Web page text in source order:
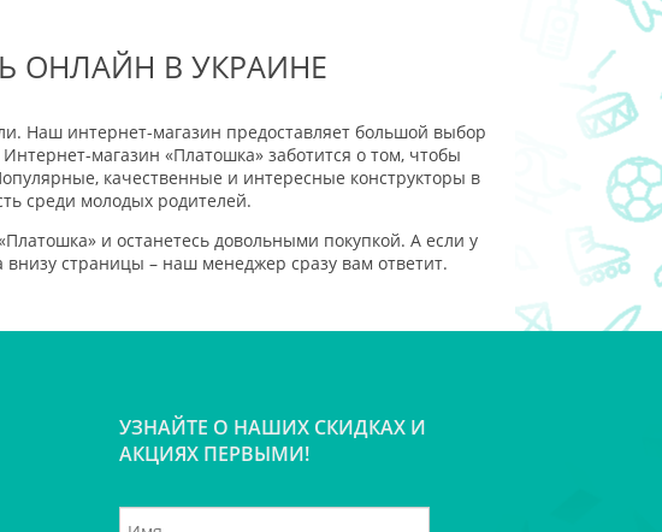
ОНЛАЙН В УКРАИНЕ
Наш интернет-магазин предоставляет большой выбор
магазин «Платошка» заботится о том, чтобы
качественные и интересные конструкторы в
среди молодых родителей.
и останетесь довольными покупкой. А если у
страницы – наш менеджер сразу вам ответит.
УЗНАЙТЕ О НАШИХ СКИДКАХ И
АКЦИЯХ ПЕРВЫМИ!